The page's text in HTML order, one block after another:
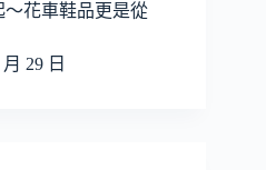
花車鞋品更是從
29 日